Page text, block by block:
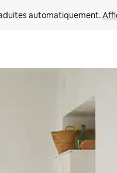
automatiquement.